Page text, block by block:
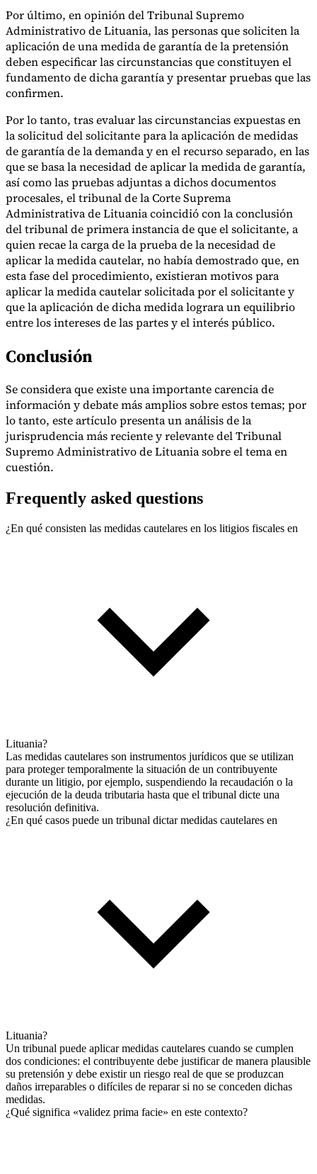
Por último, en opinión del Tribunal Supremo
Administrativo de Lituania, las personas que soliciten la
aplicación de una medida de garantía de la pretensión
deben especificar las circunstancias que constituyen el
fundamento de dicha garantía y presentar pruebas que las
confirmen.
Por lo tanto, tras evaluar las circunstancias expuestas en
la solicitud del solicitante para la aplicación de medidas
de garantía de la demanda y en el recurso separado, en las
que se basa la necesidad de aplicar la medida de garantía,
así como las pruebas adjuntas a dichos documentos
procesales, el tribunal de la Corte Suprema
Administrativa de Lituania coincidió con la conclusión
del tribunal de primera instancia de que el solicitante, a
quien recae la carga de la prueba de la necesidad de
aplicar la medida cautelar, no había demostrado que, en
esta fase del procedimiento, existieran motivos para
aplicar la medida cautelar solicitada por el solicitante y
que la aplicación de dicha medida lograra un equilibrio
entre los intereses de las partes y el interés público.
Conclusión
Se considera que existe una importante carencia de
información y debate más amplios sobre estos temas; por
lo tanto, este artículo presenta un análisis de la
jurisprudencia más reciente y relevante del Tribunal
Supremo Administrativo de Lituania sobre el tema en
cuestión.
Frequently asked questions
¿En qué consisten las medidas cautelares en los litigios fiscales en
Lituania?
Las medidas cautelares son instrumentos jurídicos que se utilizan
para proteger temporalmente la situación de un contribuyente
durante un litigio, por ejemplo, suspendiendo la recaudación o la
ejecución de la deuda tributaria hasta que el tribunal dicte una
resolución definitiva.
¿En qué casos puede un tribunal dictar medidas cautelares en
Lituania?
Un tribunal puede aplicar medidas cautelares cuando se cumplen
dos condiciones: el contribuyente debe justificar de manera plausible
su pretensión y debe existir un riesgo real de que se produzcan
daños irreparables o difíciles de reparar si no se conceden dichas
medidas.
¿Qué significa «validez prima facie» en este contexto?